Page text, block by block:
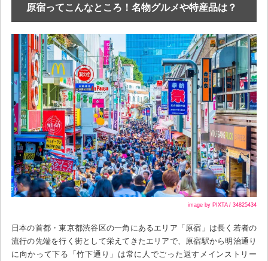
原宿ってこんなところ！名物グルメや特産品は？
image by PIXTA / 34825434
日本の首都・東京都渋谷区の一角にあるエリア「原宿」は長く若者の
流行の先端を行く街として栄えてきたエリアで、原宿駅から明治通り
に向かって下る「竹下通り」は常に人でごった返すメインストリー